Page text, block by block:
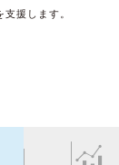
援します。